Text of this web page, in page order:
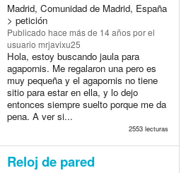
Madrid, Comunidad de Madrid, España
> petición
Publicado hace más de 14 añospor el
usuario mrjavixu25
Hola, estoy buscando jaula para
agapornis. Me regalaron una pero es
muy pequeña y el agapornis no tiene
sitio para estar en ella, y lo dejo
entonces siempre suelto porque me da
pena. A ver si...
2553 lecturas
Reloj de pared